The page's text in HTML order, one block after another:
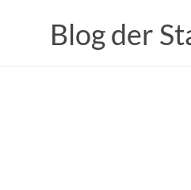
Blog der